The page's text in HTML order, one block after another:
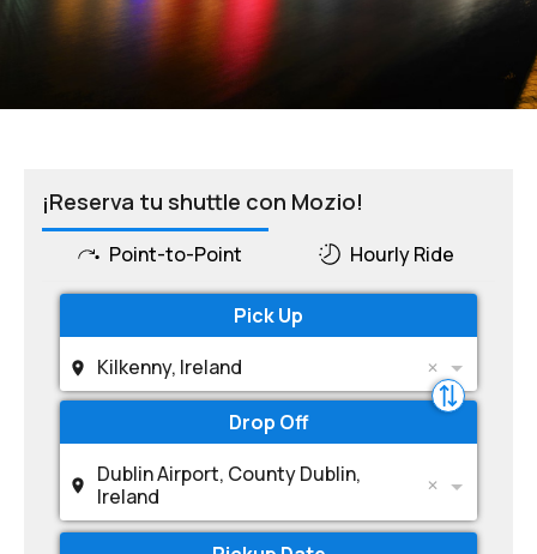
¡Reserva tu shuttle con Mozio!
Point-to-Point Hourly Ride
Pick Up
Kilkenny, Ireland
Drop Off
Dublin Airport, County Dublin,
Ireland